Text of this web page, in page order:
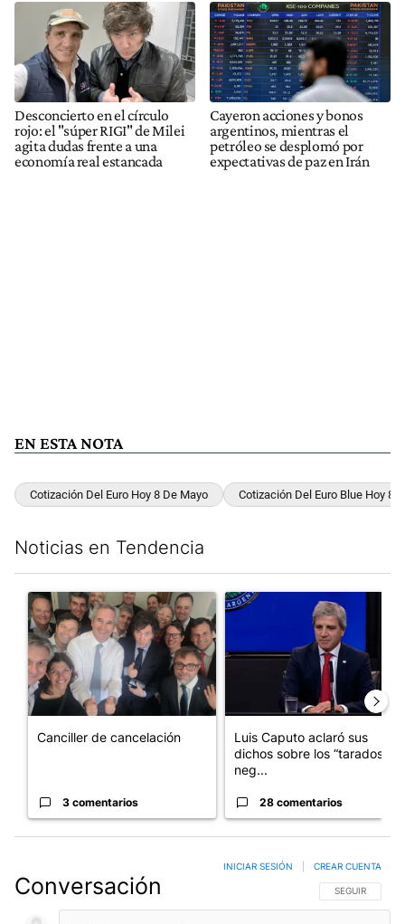
Desconcierto en el círculo
rojo: el "súper RIGI" de Milei
agita dudas frente a una
economía real estancada
Cayeron acciones y bonos
argentinos, mientras el
petróleo se desplomó por
expectativas de paz en Irán
EN ESTA NOTA
Cotización Del Euro Hoy 8 De Mayo Cotización Del Euro Blue Hoy 8
Noticias en Tendencia
Un artículo de tendencia con el título "Canciller de
Canciller de cancelación
3 comentarios
Un artículo de tendencia con
Luis Caputo aclaró sus
dichos sobre los “tarados” y
neg...
28 comentarios
Conversación SIGA ESTA
SEGUIR
INICIAR SESIÓN CREAR CUENTA